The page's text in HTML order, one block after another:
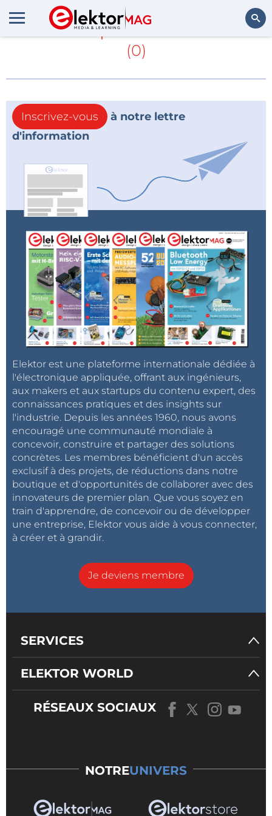
En savoir plus sur concerts
(0)
Inscrivez-vous
à notre lettre
d'information
Elektor est une plateforme internationale dédiée à
l'électronique appliquée, offrant aux ingénieurs,
aux makers et aux startups du contenu expert, des
connaissances pratiques et des insights sur
l'industrie. Depuis les années 1960, nous avons
encouragé une communauté mondiale à
concevoir, construire et partager des solutions
concrètes. Les membres bénéficient d'un accès
exclusif à des projets, de réductions dans notre
boutique et d'opportunités de collaborer avec des
innovateurs de premier plan. Que vous soyez en
train d'apprendre, de concevoir ou de développer
une entreprise, Elektor vous aide à vous connecter,
à créer et à grandir.
Je deviens membre
SERVICES
ELEKTOR WORLD
RÉSEAUX SOCIAUX
NOTREUNIVERS